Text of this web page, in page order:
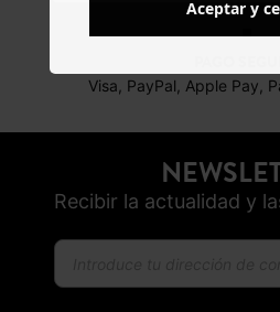
Visa, PayPal, Apple Pay,
Recibir la actualidad y
Aceptar y